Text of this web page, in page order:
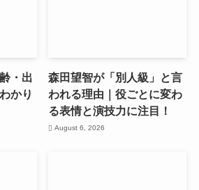
・出
かり
森田望智が「別人級」と言
われる理由｜役ごとに変わ
る表情と演技力に注目！
August 6, 2026